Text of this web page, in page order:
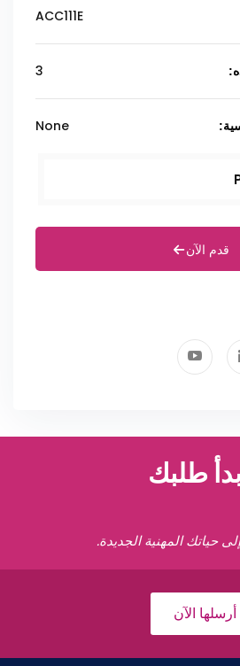
ACC111E
3
None
قدم الآن
طلبك
حياتك المهنية الجديدة.
أرسلها الآن